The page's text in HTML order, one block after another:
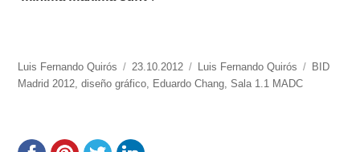
https://www.experimenta.es/author/luis-
fernando-
Luis Fernando Quirós
Publicado
el
23.10.2012 Categorías
Luis Fernando Quirós Etiquetas
BID
Madrid 2012,diseño gráfico, Eduardo Chang,Sala 1.1 MADC